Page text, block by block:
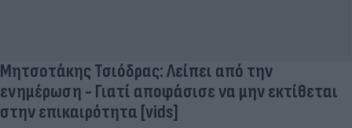
Μητσοτάκης Τσιόδρας: Λείπει από την
ενημέρωση - Γιατί αποφάσισε να μην εκτίθεται
στην επικαιρότητα [vids]